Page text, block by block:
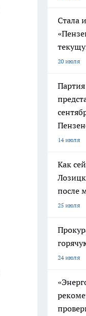
Стала
20 июля
14 июля
Как
после
25 июля
24 июля